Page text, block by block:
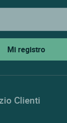
Clienti